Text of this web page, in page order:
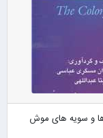
و سویه های موش